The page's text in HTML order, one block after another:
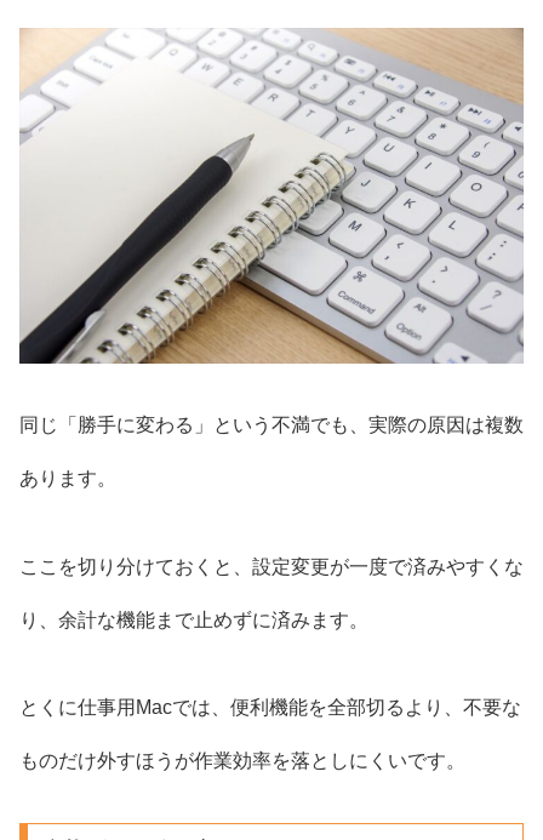
同じ「勝手に変わる」という不満でも、実際の原因は複数
あります。
ここを切り分けておくと、設定変更が一度で済みやすくな
り、余計な機能まで止めずに済みます。
とくに仕事用Macでは、便利機能を全部切るより、不要な
ものだけ外すほうが作業効率を落としにくいです。